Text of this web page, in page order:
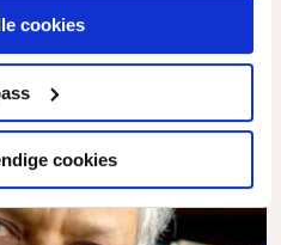
cookies
cookies